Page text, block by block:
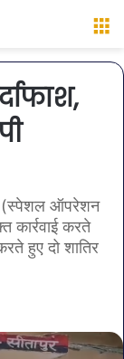
(स्पेशल ऑपरेशन
कार्रवाई करते
हुए दो शातिर